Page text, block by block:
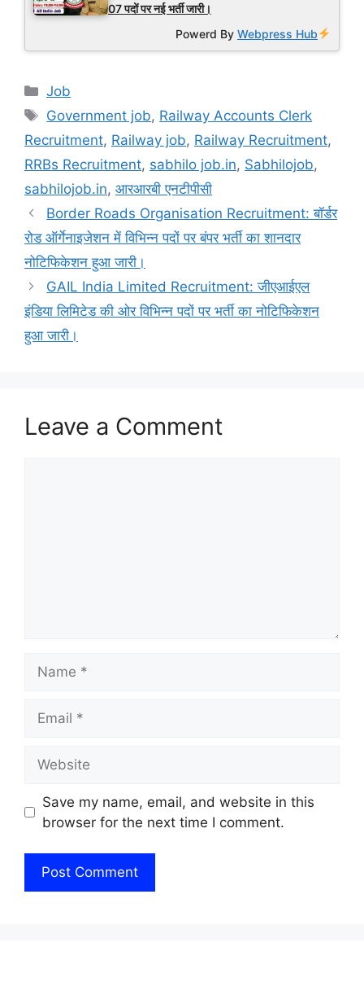
07 पदों पर नई भर्ती जारी।
Powerd ByWebpress Hub
Categories
Job
Tags
Government job, Railway Accounts Clerk
Recruitment, Railway job, Railway Recruitment,
RRBs Recruitment, sabhilo job.in, Sabhilojob,
sabhilojob.in, आरआरबी एनटीपीसी
Border Roads Organisation Recruitment: बॉर्डर
रोड ऑर्गेनाइजेशन में विभिन्न पदों पर बंपर भर्ती का शानदार
नोटिफिकेशन हुआ जारी।
GAIL India Limited Recruitment: जीएआईएल
इंडिया लिमिटेड की ओर विभिन्न पदों पर भर्ती का नोटिफिकेशन
हुआ जारी।
Leave a Comment
Save my name, email, and website in this
browser for the next time I comment.